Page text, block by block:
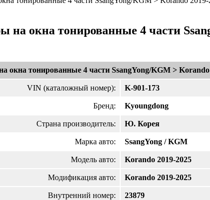
на окна тонированные 4 части
окна тонированные 4 части SsangYong/KGM > Korando
VIN (каталожный номер): K-901-173
Бренд: Kyoungdong
Страна производитель: Ю. Корея
Марка авто: SsangYong / KGM
Модель авто: Korando 2019-2025
Модификация авто: Korando 2019-2025
Внутренний номер: 23879